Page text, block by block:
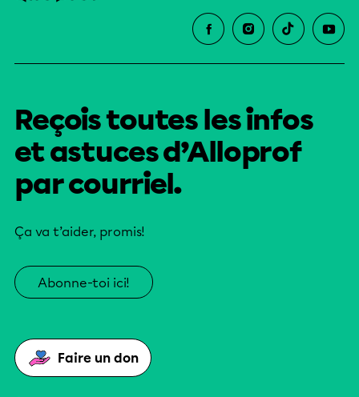
Reçois toutes les infos
et astuces d’Alloprof
par courriel.
Ça va t’aider, promis!
Abonne-toi ici!
Faire un don